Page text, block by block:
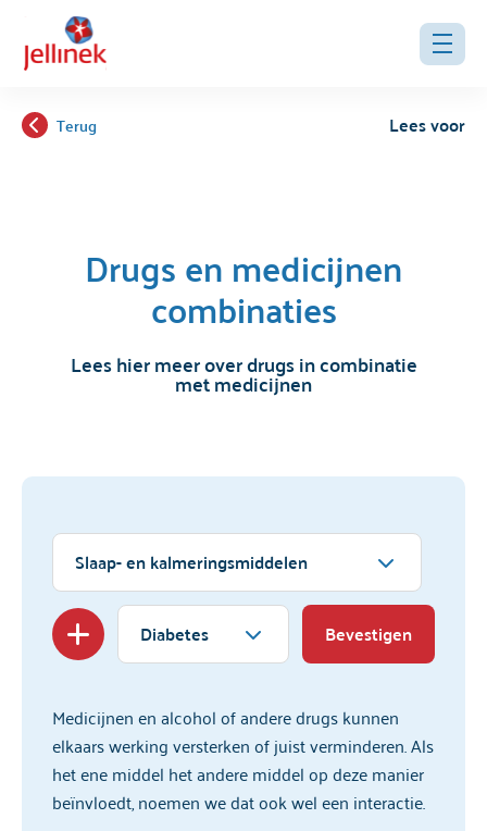
Terug Lees voor
Drugs en medicijnen
combinaties
Lees hier meer over drugs in combinatie
met medicijnen
Slaap- en kalmeringsmiddelen
Diabetes Bevestigen
Medicijnen en alcohol of andere drugs kunnen
elkaars werking versterken of juist verminderen. Als
het ene middel het andere middel op deze manier
beïnvloedt, noemen we dat ook wel een interactie.